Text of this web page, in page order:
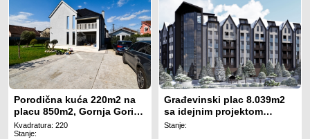
Porodična kuća 220m2 na
placu 850m2, Gornja Gorica
– Podgorica
Kvadratura: 220
Stanje:
Građevinski plac 8.039m2
sa idejnim projektom
hotela, Centar - Kolašin
Stanje: